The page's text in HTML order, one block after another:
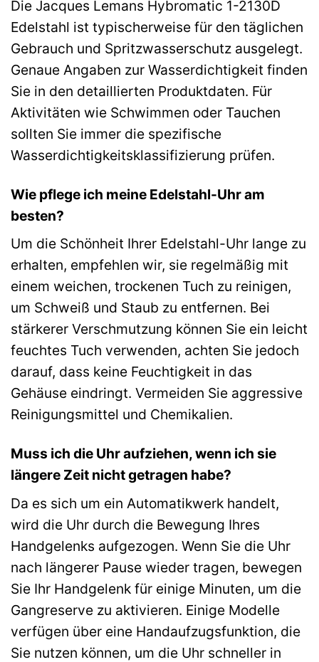
Die Jacques Lemans Hybromatic 1-2130D
Edelstahl ist typischerweise für den täglichen
Gebrauch und Spritzwasserschutz ausgelegt.
Genaue Angaben zur Wasserdichtigkeit finden
Sie in den detaillierten Produktdaten. Für
Aktivitäten wie Schwimmen oder Tauchen
sollten Sie immer die spezifische
Wasserdichtigkeitsklassifizierung prüfen.
Wie pflege ich meine Edelstahl-Uhr am
besten?
Um die Schönheit Ihrer Edelstahl-Uhr lange zu
erhalten, empfehlen wir, sie regelmäßig mit
einem weichen, trockenen Tuch zu reinigen,
um Schweiß und Staub zu entfernen. Bei
stärkerer Verschmutzung können Sie ein leicht
feuchtes Tuch verwenden, achten Sie jedoch
darauf, dass keine Feuchtigkeit in das
Gehäuse eindringt. Vermeiden Sie aggressive
Reinigungsmittel und Chemikalien.
Muss ich die Uhr aufziehen, wenn ich sie
längere Zeit nicht getragen habe?
Da es sich um ein Automatikwerk handelt,
wird die Uhr durch die Bewegung Ihres
Handgelenks aufgezogen. Wenn Sie die Uhr
nach längerer Pause wieder tragen, bewegen
Sie Ihr Handgelenk für einige Minuten, um die
Gangreserve zu aktivieren. Einige Modelle
verfügen über eine Handaufzugsfunktion, die
Sie nutzen können, um die Uhr schneller in